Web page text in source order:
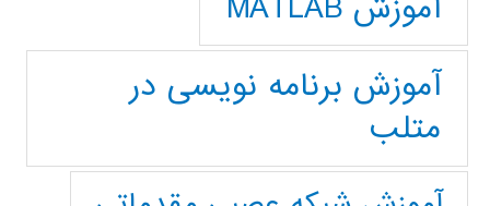
آموزش برنامه نویسی در
متلب